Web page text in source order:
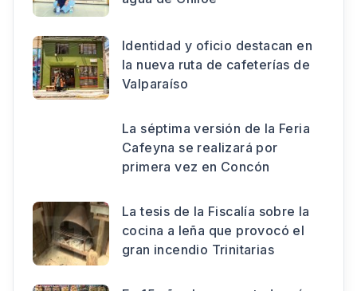
Identidad y oficio destacan en
la nueva ruta de cafeterías de
Valparaíso
La séptima versión de la Feria
Cafeyna se realizará por
primera vez en Concón
La tesis de la Fiscalía sobre la
cocina a leña que provocó el
gran incendio Trinitarias